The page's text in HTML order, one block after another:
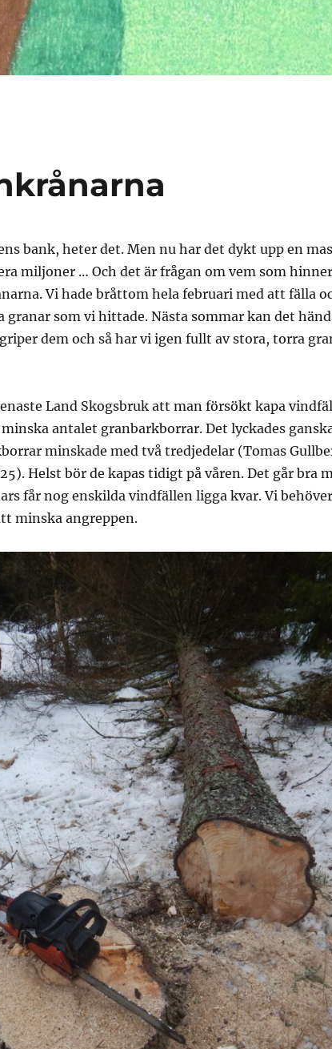
bank, heter det. Men nu har det dykt upp en
miljoner … Och det är frågan om vem som
Vi hade bråttom hela februari med att fälla
granar som vi hittade. Nästa sommar kan det
dem och så har vi igen fullt av stora, torra
Land Skogsbruk att man försökt kapa
antalet granbarkborrar. Det lyckades
minskade med två tredjedelar (Tomas
Helst bör de kapas tidigt på våren. Det går bra
får nog enskilda vindfällen ligga kvar. Vi
minska angreppen.